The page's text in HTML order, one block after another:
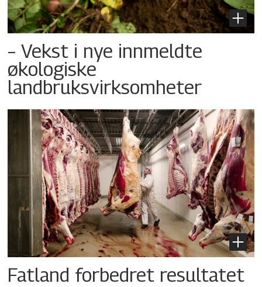
– Vekst i nye innmeldte
økologiske
landbruksvirksomheter
Fatland forbedret resultatet